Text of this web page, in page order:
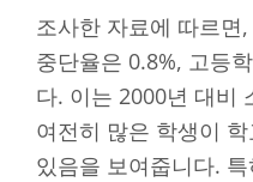
조사한 자료에 따르면
중단율은 0.8%, 고등
다. 이는 2000년 대비
여전히 많은 학생이
있음을 보여줍니다.